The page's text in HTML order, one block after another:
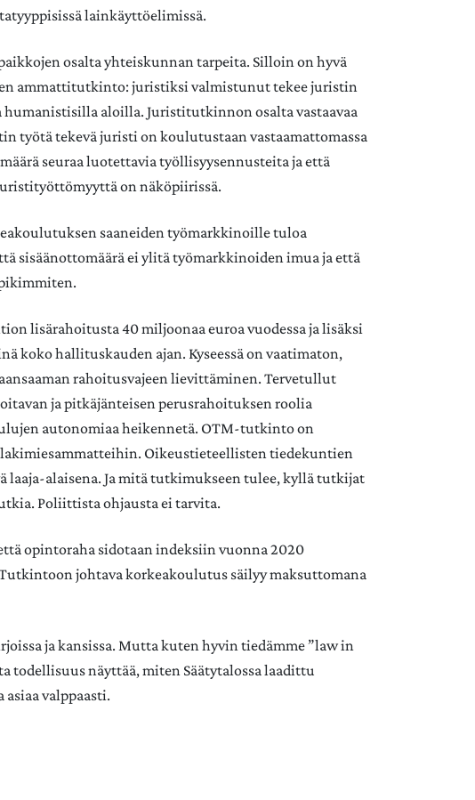
lainkäyttöelimissä.
osalta yhteiskunnan tarpeita. Silloin on hyvä
ammattitutkinto: juristiksi valmistunut tekee juristin
aloilla. Juristitutkinnon osalta vastaavaa
työtä tekevä juristi on koulutustaan vastaamattomassa
seuraa luotettavia työllisyysennusteita ja että
on näköpiirissä.
saaneiden työmarkkinoille tuloa
sisäänottomäärä ei ylitä työmarkkinoiden imua ja että
lisärahoitusta 40 miljoonaa euroa vuodessa ja lisäksi
koko hallituskauden ajan. Kyseessä on vaatimaton,
rahoitusvajeen lievittäminen. Tervetullut
ja pitkäjänteisen perusrahoituksen roolia
autonomiaa heikennetä. OTM-tutkinto on
Oikeustieteellisten tiedekuntien
laaja-alaisena. Ja mitä tutkimukseen tulee, kyllä tutkijat
Poliittista ohjausta ei tarvita.
opintoraha sidotaan indeksiin vuonna 2020
johtava korkeakoulutus säilyy maksuttomana
ja kansissa. Mutta kuten hyvin tiedämme ”law in
todellisuus näyttää, miten Säätytalossa laadittu
valppaasti.